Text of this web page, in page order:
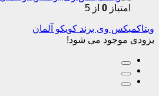
امتیاز 0 از 5
ویتاکمبکس وی برند کویکو آلمان
بزودی موجود می شود!